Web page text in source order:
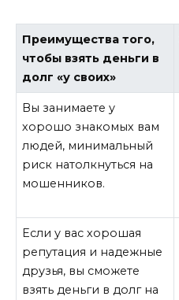
Преимущества того,
чтобы взять деньги в
долг «у своих»
Вы занимаете у
хорошо знакомых вам
людей, минимальный
риск натолкнуться на
мошенников.
Если у вас хорошая
репутация и надежные
друзья, вы сможете
взять деньги в долг на